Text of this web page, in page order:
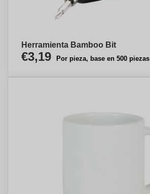
Herramienta Bamboo Bit
€3,19 Por pieza, base en 500 piezas